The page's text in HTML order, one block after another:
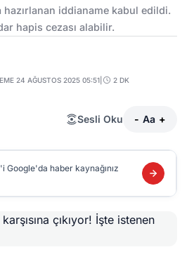
iddianame kabul edildi.
hapis cezası alabilir.
24 AĞUSTOS 2025 05:51 2 DK
Sesli Oku - Aa +
'i Google'da haber kaynağınız